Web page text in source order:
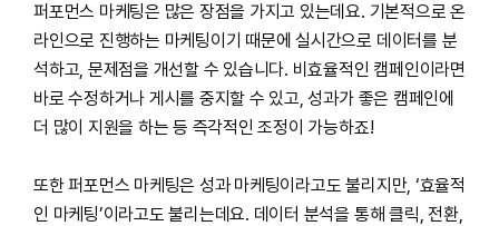
퍼포먼스 마케팅은 많은 장점을 가지고 있는데요. 기본적으로 온
라인으로 진행하는 마케팅이기 때문에 실시간으로 데이터를 분
석하고, 문제점을 개선할 수 있습니다. 비효율적인 캠페인이라면
바로 수정하거나 게시를 중지할 수 있고, 성과가 좋은 캠페인에
더 많이 지원을 하는 등 즉각적인 조정이 가능하죠!
또한 퍼포먼스 마케팅은 성과 마케팅이라고도 불리지만, ‘효율적
인 마케팅’이라고도 불리는데요. 데이터 분석을 통해 클릭, 전환,